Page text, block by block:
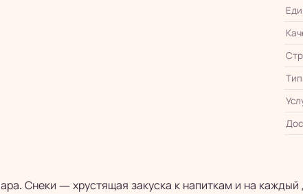
Снеки — хрустящая закуска к напиткам и на